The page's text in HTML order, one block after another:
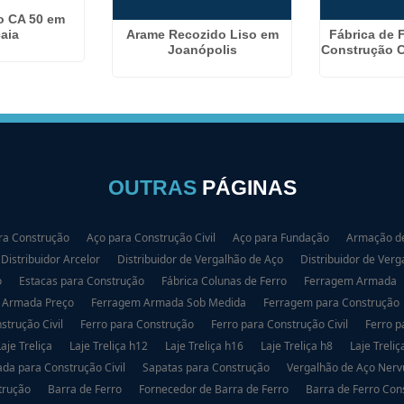
CA 50 em
Arame Recozido Liso em
Joanópolis
Fábrica de
Construção
OUTRAS PÁGINAS
Construção Aço para Construção Civil Aço para Fundação Armação
Distribuidor Arcelor Distribuidor de Vergalhão de Aço Distribuidor de
Estacas para Construção Fábrica Colunas de Ferro Ferragem Armada
Preço Ferragem Armada Sob Medida Ferragem para Construção
Civil Ferro para Construção Ferro para Construção Civil Ferro
Treliça Laje Treliça h12 Laje Treliça h16 Laje Treliça h8 Laje
para Construção Civil Sapatas para Construção Vergalhão de Aço
Barra de Ferro Fornecedor de Barra de Ferro Barra de Ferro